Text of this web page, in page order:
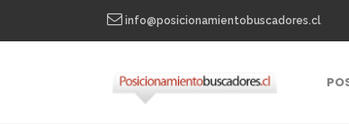
info@posicionamientobuscadores.cl